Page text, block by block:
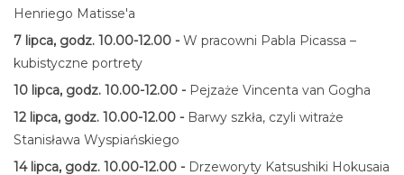
Henriego Matisse'a
7 lipca, godz. 10.00-12.00 - W pracowni Pabla Picassa –
kubistyczne portrety
10 lipca, godz. 10.00-12.00 - Pejzaże Vincenta van Gogha
12 lipca, godz. 10.00-12.00 - Barwy szkła, czyli witraże
Stanisława Wyspiańskiego
14 lipca, godz. 10.00-12.00 - Drzeworyty Katsushiki Hokusaia